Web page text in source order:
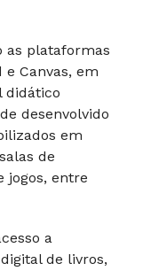
as plataformas
Canvas, em
didático
desenvolvido
em
de
jogos, entre
a
de livros,